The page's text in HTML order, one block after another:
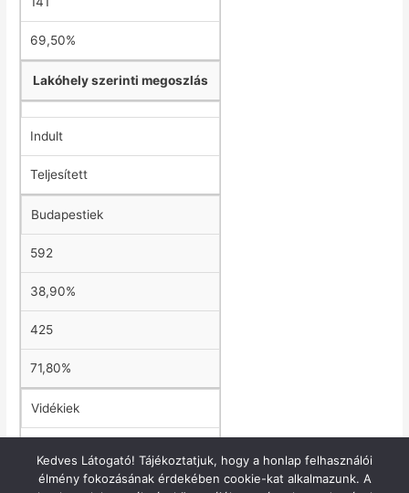
69,50%
Lakóhely szerinti megoszlás
Indult
Teljesített
Budapestiek
592
38,90%
425
71,80%
Vidékiek
59,60%
Kedves Látogató! Tájékoztatjuk, hogy a honlap felhasználói
élmény fokozásának érdekében cookie-kat alkalmazunk. A